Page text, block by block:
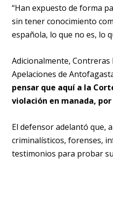
“Han expuesto de forma
sin tener conocimiento
española, lo que no es, lo
Adicionalmente, Contreras
Apelaciones de
pensar que aquí a la
violación en manada,
El defensor adelantó que,
criminalísticos, forenses,
testimonios para probar